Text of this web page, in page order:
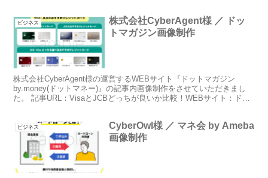
ビジネス
株式会社CyberAgent様 ／ ドッ
トマガジン画像制作
株式会社CyberAgent様の運営するWEBサイト『ドットマガジン
by.money(ドットマネー)』の記事内画像制作をさせていただきまし
た。 記事URL：VisaとJCBどっちが良いか比較！WEBサイト：ドッ
ビジネス
CyberOwl様 ／ マネ会 by Ameba
画像制作